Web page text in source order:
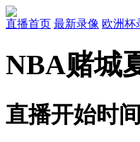
直播首页 最新录像 欧洲杯
NBA赌城
直播开始时